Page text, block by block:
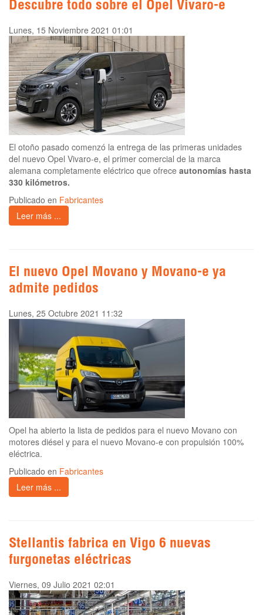
Descubre todo sobre el Opel Vivaro-e
Lunes, 15 Noviembre 2021 01:01
El otoño pasado comenzó la entrega de las primeras unidades
del nuevo Opel Vivaro-e, el primer comercial de la marca
alemana completamente eléctrico que ofrece autonomías hasta
330 kilómetros.
Publicado en Fabricantes
Leer más ...
El nuevo Opel Movano y Movano-e ya
admite pedidos
Lunes, 25 Octubre 2021 11:32
Opel ha abierto la lista de pedidos para el nuevo Movano con
motores diésel y para el nuevo Movano-e con propulsión 100%
eléctrica.
Publicado en Fabricantes
Leer más ...
Stellantis fabrica en Vigo 6 nuevas
furgonetas eléctricas
Viernes, 09 Julio 2021 02:01